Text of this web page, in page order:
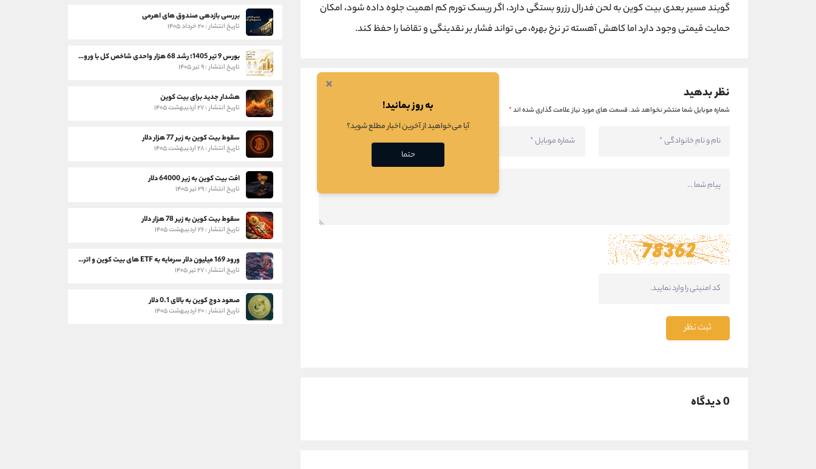
گویند مسیر بعدی بیت کوین به لحن فدرال رزرو بستگی دارد، اگر ریسک تورم کم اهمیت جلوه داده شود، امکان
حمایت قیمتی وجود دارد اما کاهش آهسته تر نرخ بهره، می تواند فشار بر نقدینگی و تقاضا را حفظ کند.
نظر بدهید
شماره موبایل شما منتشر نخواهد شد.قسمت های مورد نیاز علامت گذاری شده اند*
ثبت نظر
0 دیدگاه
بررسی بازدهی صندوق های اهرمی
تاریخ انتشار : ۲۰ خرداد ۱۴۰۵
بورس 9 تیر 1405؛ رشد 68 هزار واحدی شاخص کل با ورود 3 همت پول حقیقی
تاریخ انتشار : ۹ تیر ۱۴۰۵
هشدار جدید برای بیت کوین
تاریخ انتشار : ۲۷ اردیبهشت ۱۴۰۵
سقوط بیت کوین به زیر 77 هزار دلار
تاریخ انتشار : ۲۸ اردیبهشت ۱۴۰۵
افت بیت کوین به زیر 64000 دلار
تاریخ انتشار : ۲۹ تیر ۱۴۰۵
سقوط بیت کوین به زیر 78 هزار دلار
تاریخ انتشار : ۲۶ اردیبهشت ۱۴۰۵
ورود 169 میلیون دلار سرمایه به ETF های بیت کوین و اتریوم
تاریخ انتشار : ۲۷ تیر ۱۴۰۵
صعود دوج کوین به بالای 0.1 دلار
تاریخ انتشار : ۲۰ اردیبهشت ۱۴۰۵
×
به روز بمانید!
آیا می‌خواهید از آخرین اخبار مطلع شوید؟
حتما